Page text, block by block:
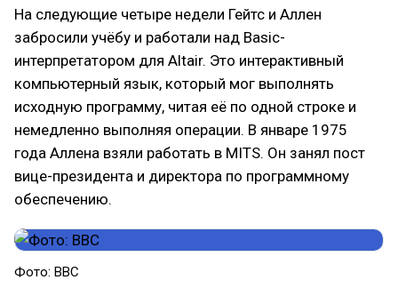
На следующие четыре недели Гейтс и Аллен
забросили учёбу и работали над Basic-
интерпретатором для Altair. Это интерактивный
компьютерный язык, который мог выполнять
исходную программу, читая её по одной строке и
немедленно выполняя операции. В январе 1975
года Аллена взяли работать в MITS. Он занял пост
вице-президента и директора по программному
обеспечению.
Фото: BBC